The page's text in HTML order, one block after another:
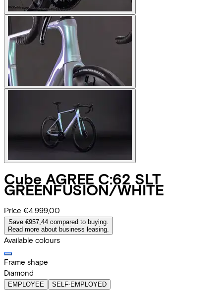
Cube AGREE C:62 SLT
GREENFUSION/WHITE
Price €4.999,00
Save €957,44 compared to buying.
Read more about business leasing.
Available colours
Frame shape
Diamond
EMPLOYEE SELF-EMPLOYED